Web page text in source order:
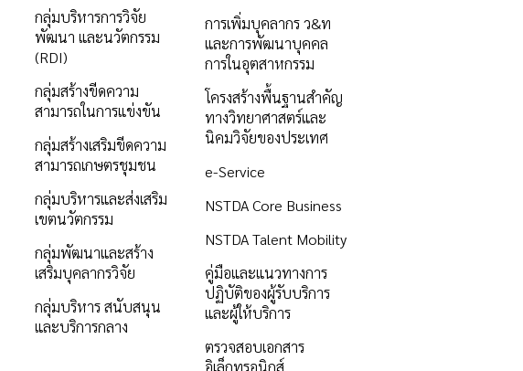
กลุ่มบริหารการวิจัย
พัฒนา และนวัตกรรม
(RDI)
กลุ่มสร้างขีดความ
สามารถในการแข่งขัน
กลุ่มสร้างเสริมขีดความ
สามารถเกษตรชุมชน
กลุ่มบริหารและส่งเสริม
เขตนวัตกรรม
กลุ่มพัฒนาและสร้าง
เสริมบุคลากรวิจัย
กลุ่มบริหาร สนับสนุน
และบริการกลาง
การเพิ่มบุคลากร ว&ท
และการพัฒนาบุคคล
การในอุตสาหกรรม
โครงสร้างพื้นฐานสำคัญ
ทางวิทยาศาสตร์และ
นิคมวิจัยของประเทศ
e-Service
NSTDA Core Business
NSTDA Talent Mobility
คู่มือและแนวทางการ
ปฏิบัติของผู้รับบริการ
และผู้ให้บริการ
ตรวจสอบเอกสาร
อิเล็กทรอนิกส์